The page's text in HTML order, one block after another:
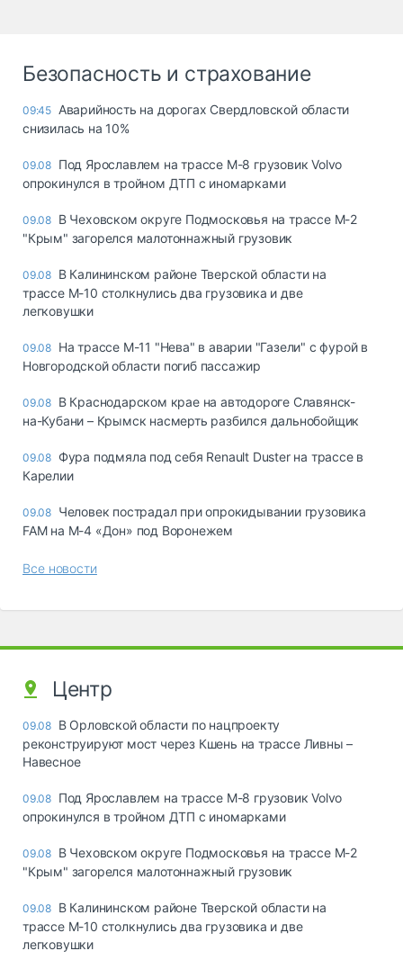
Безопасность и страхование
09:45 Аварийность на дорогах Свердловской области
снизилась на 10%
09.08 Под Ярославлем на трассе М-8 грузовик Volvo
опрокинулся в тройном ДТП с иномарками
09.08 В Чеховском округе Подмосковья на трассе М-2
"Крым" загорелся малотоннажный грузовик
09.08 В Калининском районе Тверской области на
трассе М-10 столкнулись два грузовика и две
легковушки
09.08 На трассе М-11 "Нева" в аварии "Газели" с фурой в
Новгородской области погиб пассажир
09.08 В Краснодарском крае на автодороге Славянск-
на-Кубани – Крымск насмерть разбился дальнобойщик
09.08 Фура подмяла под себя Renault Duster на трассе в
Карелии
09.08 Человек пострадал при опрокидывании грузовика
FAM на М-4 «Дон» под Воронежем
Все новости
Центр
09.08 В Орловской области по нацпроекту
реконструируют мост через Кшень на трассе Ливны –
Навесное
09.08 Под Ярославлем на трассе М-8 грузовик Volvo
опрокинулся в тройном ДТП с иномарками
09.08 В Чеховском округе Подмосковья на трассе М-2
"Крым" загорелся малотоннажный грузовик
09.08 В Калининском районе Тверской области на
трассе М-10 столкнулись два грузовика и две
легковушки